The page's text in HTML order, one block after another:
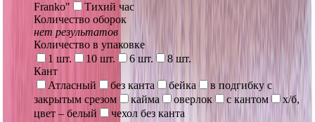
Franko"
Тихий час
Количество оборок
нет результатов
Количество в упаковке
1 шт.
10 шт. 6 шт.
8 шт.
Кант
Атласный
без канта бейка
в подгибку с
закрытым срезом
кайма оверлок с кантом
х/б,
цвет – белый
чехол без канта